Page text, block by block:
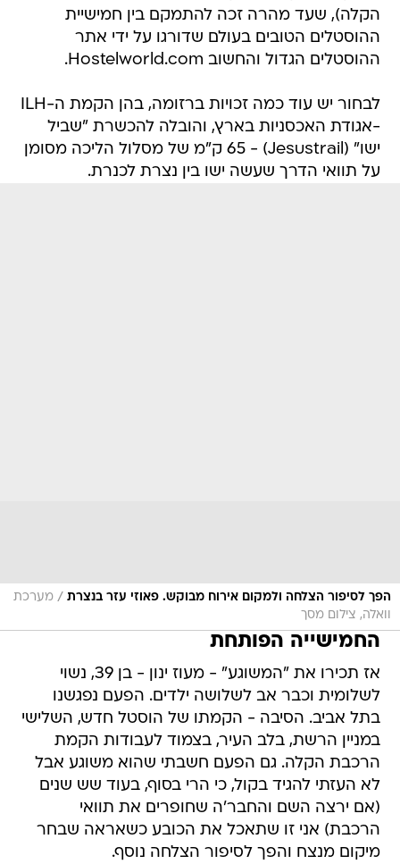
ההוסטלים הגדול והחשוב Hostelworld.com.
ישו" (Jesustrail) - 65 ק"מ של מסלול הליכה מסומן
על תוואי הדרך שעשה ישו בין נצרת לכנרת.
החמישייה הפותחת
אז תכירו את "המשוגע" - מעוז ינון - בן 39, נשוי
לשלומית וכבר אב לשלושה ילדים. הפעם נפגשנו
בתל אביב. הסיבה - הקמתו של הוסטל חדש, השלישי
במניין הרשת, בלב העיר, בצמוד לעבודות הקמת
הרכבת הקלה. גם הפעם חשבתי שהוא משוגע אבל
לא העזתי להגיד בקול, כי הרי בסוף, בעוד שש שנים
(אם ירצה השם והחבר'ה שחופרים את תוואי
הרכבת) אני זו שתאכל את הכובע כשאראה שבחר
מיקום מנצח והפך לסיפור הצלחה נוסף.
עם השנים חברו אל ינון עוד ארבעה שותפים - גל